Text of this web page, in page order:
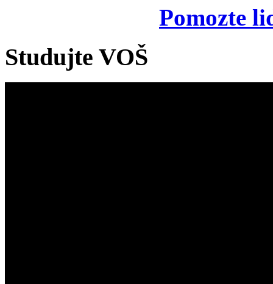
Pomozte
Studujte VOŠ